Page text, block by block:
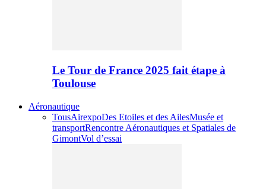
Le Tour de France 2025 fait étape à
Toulouse
Aéronautique
TousAirexpoDes Etoiles et des AilesMusée et
transportRencontre Aéronautiques et Spatiales de
GimontVol d’essai